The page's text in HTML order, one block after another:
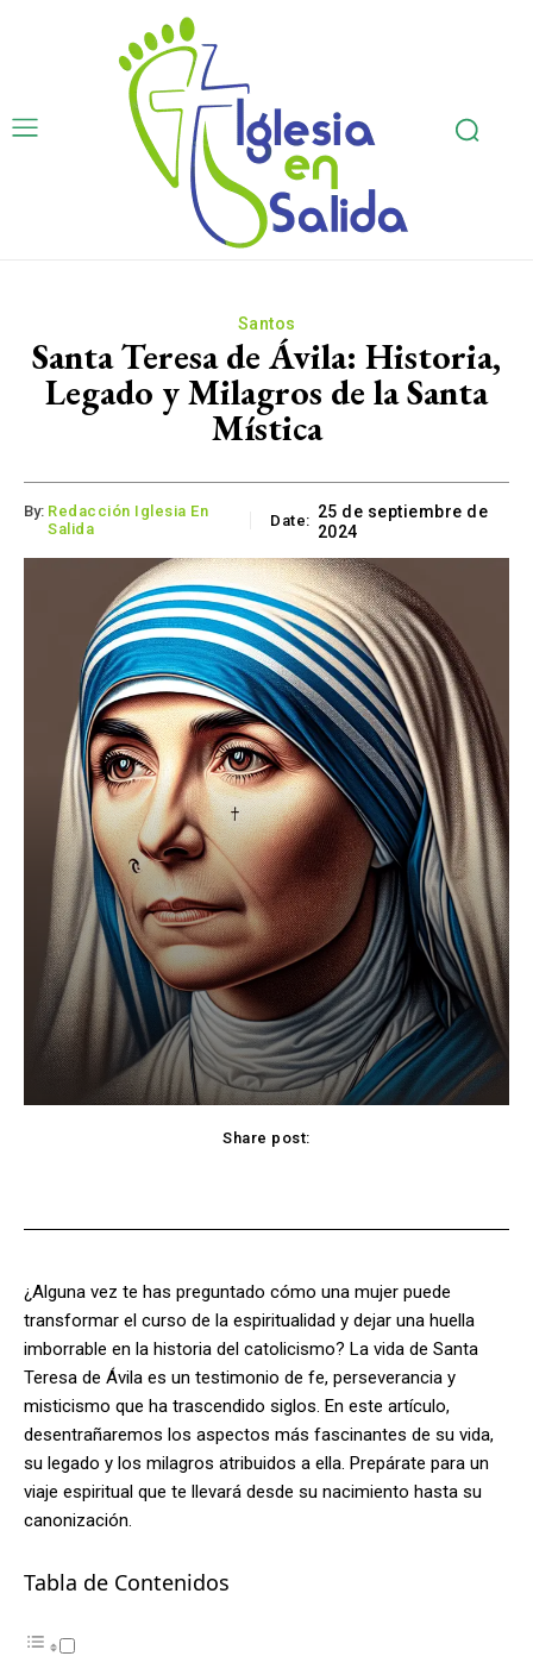
Santos
Santa Teresa de Ávila: Historia,
Legado y Milagros de la Santa
Mística
By: Redacción Iglesia En
Salida
Date: 25 de septiembre de
2024
Share post:
¿Alguna vez te has preguntado cómo una mujer puede
transformar el curso de la espiritualidad y dejar una huella
imborrable en la historia del catolicismo? La vida de Santa
Teresa de Ávila es un testimonio de fe, perseverancia y
misticismo que ha trascendido siglos. En este artículo,
desentrañaremos los aspectos más fascinantes de su vida,
su legado y los milagros atribuidos a ella. Prepárate para un
viaje espiritual que te llevará desde su nacimiento hasta su
canonización.
Tabla de Contenidos